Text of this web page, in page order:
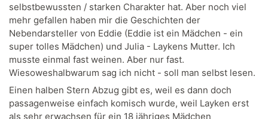
selbstbewussten / starken Charakter hat. Aber noch viel
mehr gefallen haben mir die Geschichten der
Nebendarsteller von Eddie (Eddie ist ein Mädchen - ein
super tolles Mädchen) und Julia - Laykens Mutter. Ich
musste einmal fast weinen. Aber nur fast.
Wiesoweshalbwarum sag ich nicht - soll man selbst lesen.
Einen halben Stern Abzug gibt es, weil es dann doch
passagenweise einfach komisch wurde, weil Layken erst
als sehr erwachsen für ein 18 jähriges Mädchen